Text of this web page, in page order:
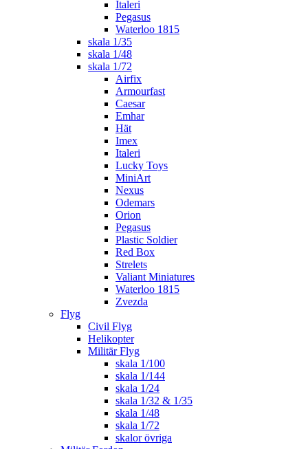
Italeri
Pegasus
Waterloo 1815
skala 1/35
skala 1/48
skala 1/72
Airfix
Armourfast
Caesar
Emhar
Hät
Imex
Italeri
Lucky Toys
MiniArt
Nexus
Odemars
Orion
Pegasus
Plastic Soldier
Red Box
Strelets
Valiant Miniatures
Waterloo 1815
Zvezda
Flyg
Civil Flyg
Helikopter
Militär Flyg
skala 1/100
skala 1/144
skala 1/24
skala 1/32 & 1/35
skala 1/48
skala 1/72
skalor övriga